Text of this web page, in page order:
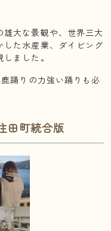
大な景観や、世界三大
た水産業、ダイビング
ました。
踊りの力強い踊りも必
田町統合版